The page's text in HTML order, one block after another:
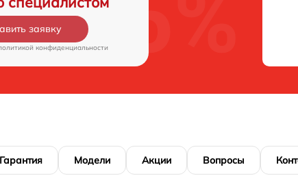
заявку
конфиденциальности
Гарантия Модели Акции Вопросы